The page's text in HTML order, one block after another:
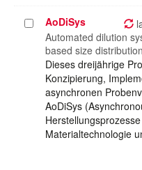
Projekt
auswählen
AoDiSys
Automated dilution
based size
Dieses dreijährige
Konzipierung,
asynchronen
AoDiSys
Materialtechnologie